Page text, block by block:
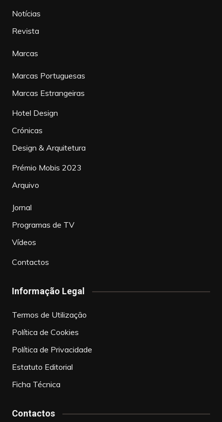
Notícias
Revista
Marcas
Marcas Portuguesas
Marcas Estrangeiras
Hotel Design
Crónicas
Design & Arquitetura
Prémio Mobis 2023
Arquivo
Jornal
Programas de TV
Vídeos
Contactos
Informação Legal
Termos de Utilização
Política de Cookies
Política de Privacidade
Estatuto Editorial
Ficha Técnica
Contactos